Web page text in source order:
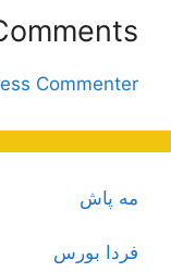
Commenter
مه پاش
فردا بورس